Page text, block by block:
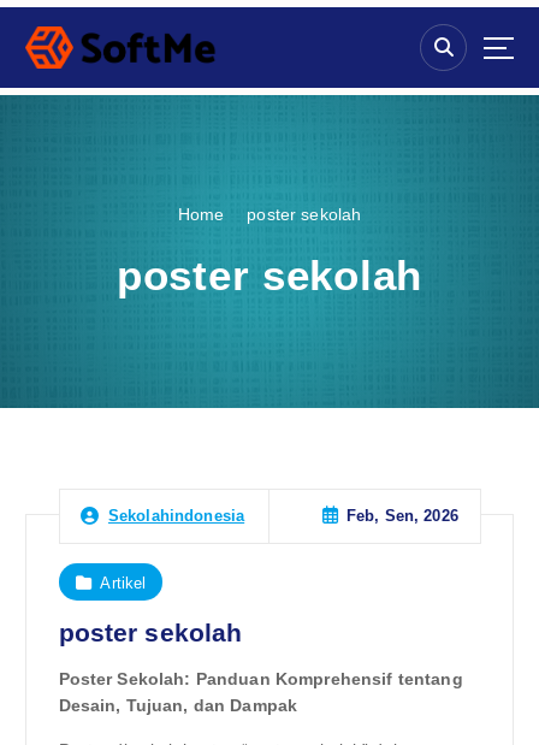
S
p
Home poster sekolah
poster sekolah
Sekolahindonesia Feb, Sen, 2026
Artikel
poster sekolah
Poster Sekolah: Panduan Komprehensif tentang
Desain, Tujuan, dan Dampak